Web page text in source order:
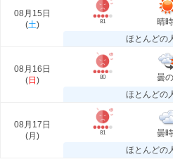
08月15日
(土) 81 晴
ほとんどの
08月16日
(日 ) 80 曇
ほとんどの
08月17日
(月 ) 81 曇
ほとんどの